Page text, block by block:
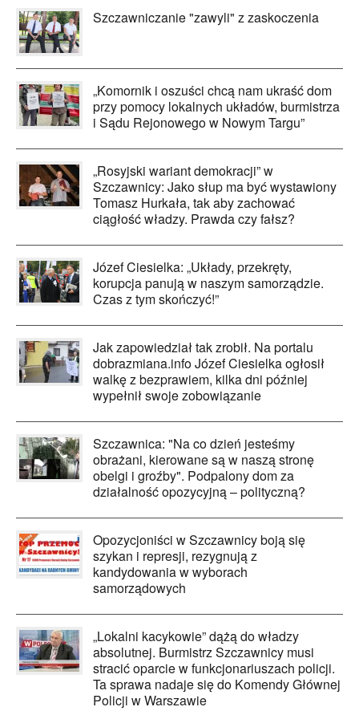
Szczawniczanie "zawyli" z zaskoczenia
„Komornik i oszuści chcą nam ukraść dom
przy pomocy lokalnych układów, burmistrza
i Sądu Rejonowego w Nowym Targu”
„Rosyjski wariant demokracji” w
Szczawnicy: Jako słup ma być wystawiony
Tomasz Hurkała, tak aby zachować
ciągłość władzy. Prawda czy fałsz?
Józef Ciesielka: „Układy, przekręty,
korupcja panują w naszym samorządzie.
Czas z tym skończyć!”
Jak zapowiedział tak zrobił. Na portalu
dobrazmiana.info Józef Ciesielka ogłosił
walkę z bezprawiem, kilka dni później
wypełnił swoje zobowiązanie
Szczawnica: "Na co dzień jesteśmy
obrażani, kierowane są w naszą stronę
obelgi i groźby". Podpalony dom za
działalność opozycyjną – polityczną?
Opozycjoniści w Szczawnicy boją się
szykan i represji, rezygnują z
kandydowania w wyborach
samorządowych
„Lokalni kacykowie” dążą do władzy
absolutnej. Burmistrz Szczawnicy musi
stracić oparcie w funkcjonariuszach policji.
Ta sprawa nadaje się do Komendy Głównej
Policji w Warszawie